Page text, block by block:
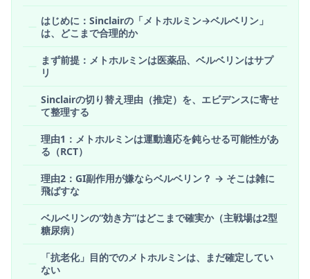
はじめに：Sinclairの「メトホルミン→ベルベリン」
は、どこまで合理的か
まず前提：メトホルミンは医薬品、ベルベリンはサプ
リ
Sinclairの切り替え理由（推定）を、エビデンスに寄せ
て整理する
理由1：メトホルミンは運動適応を鈍らせる可能性があ
る（RCT）
理由2：GI副作用が嫌ならベルベリン？ → そこは雑に
飛ばすな
ベルベリンの“効き方”はどこまで確実か（主戦場は2型
糖尿病）
「抗老化」目的でのメトホルミンは、まだ確定してい
ない